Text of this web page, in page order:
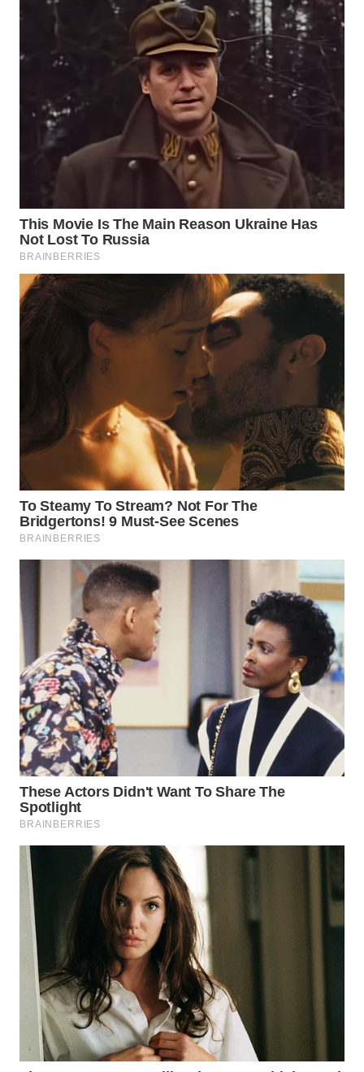
WN
TAPANULI
TANJUNG
LESUNG
WN
SIMALUNGUN
WN
LABUHANBATU
TENGAH
WN DELI
SERDANG
TINGGI
WN
KARAWANG
WN
BEKASI
WN
BOGOR
WN
DEPOK
SAMOSIR
WN
PADANG
LAWAS